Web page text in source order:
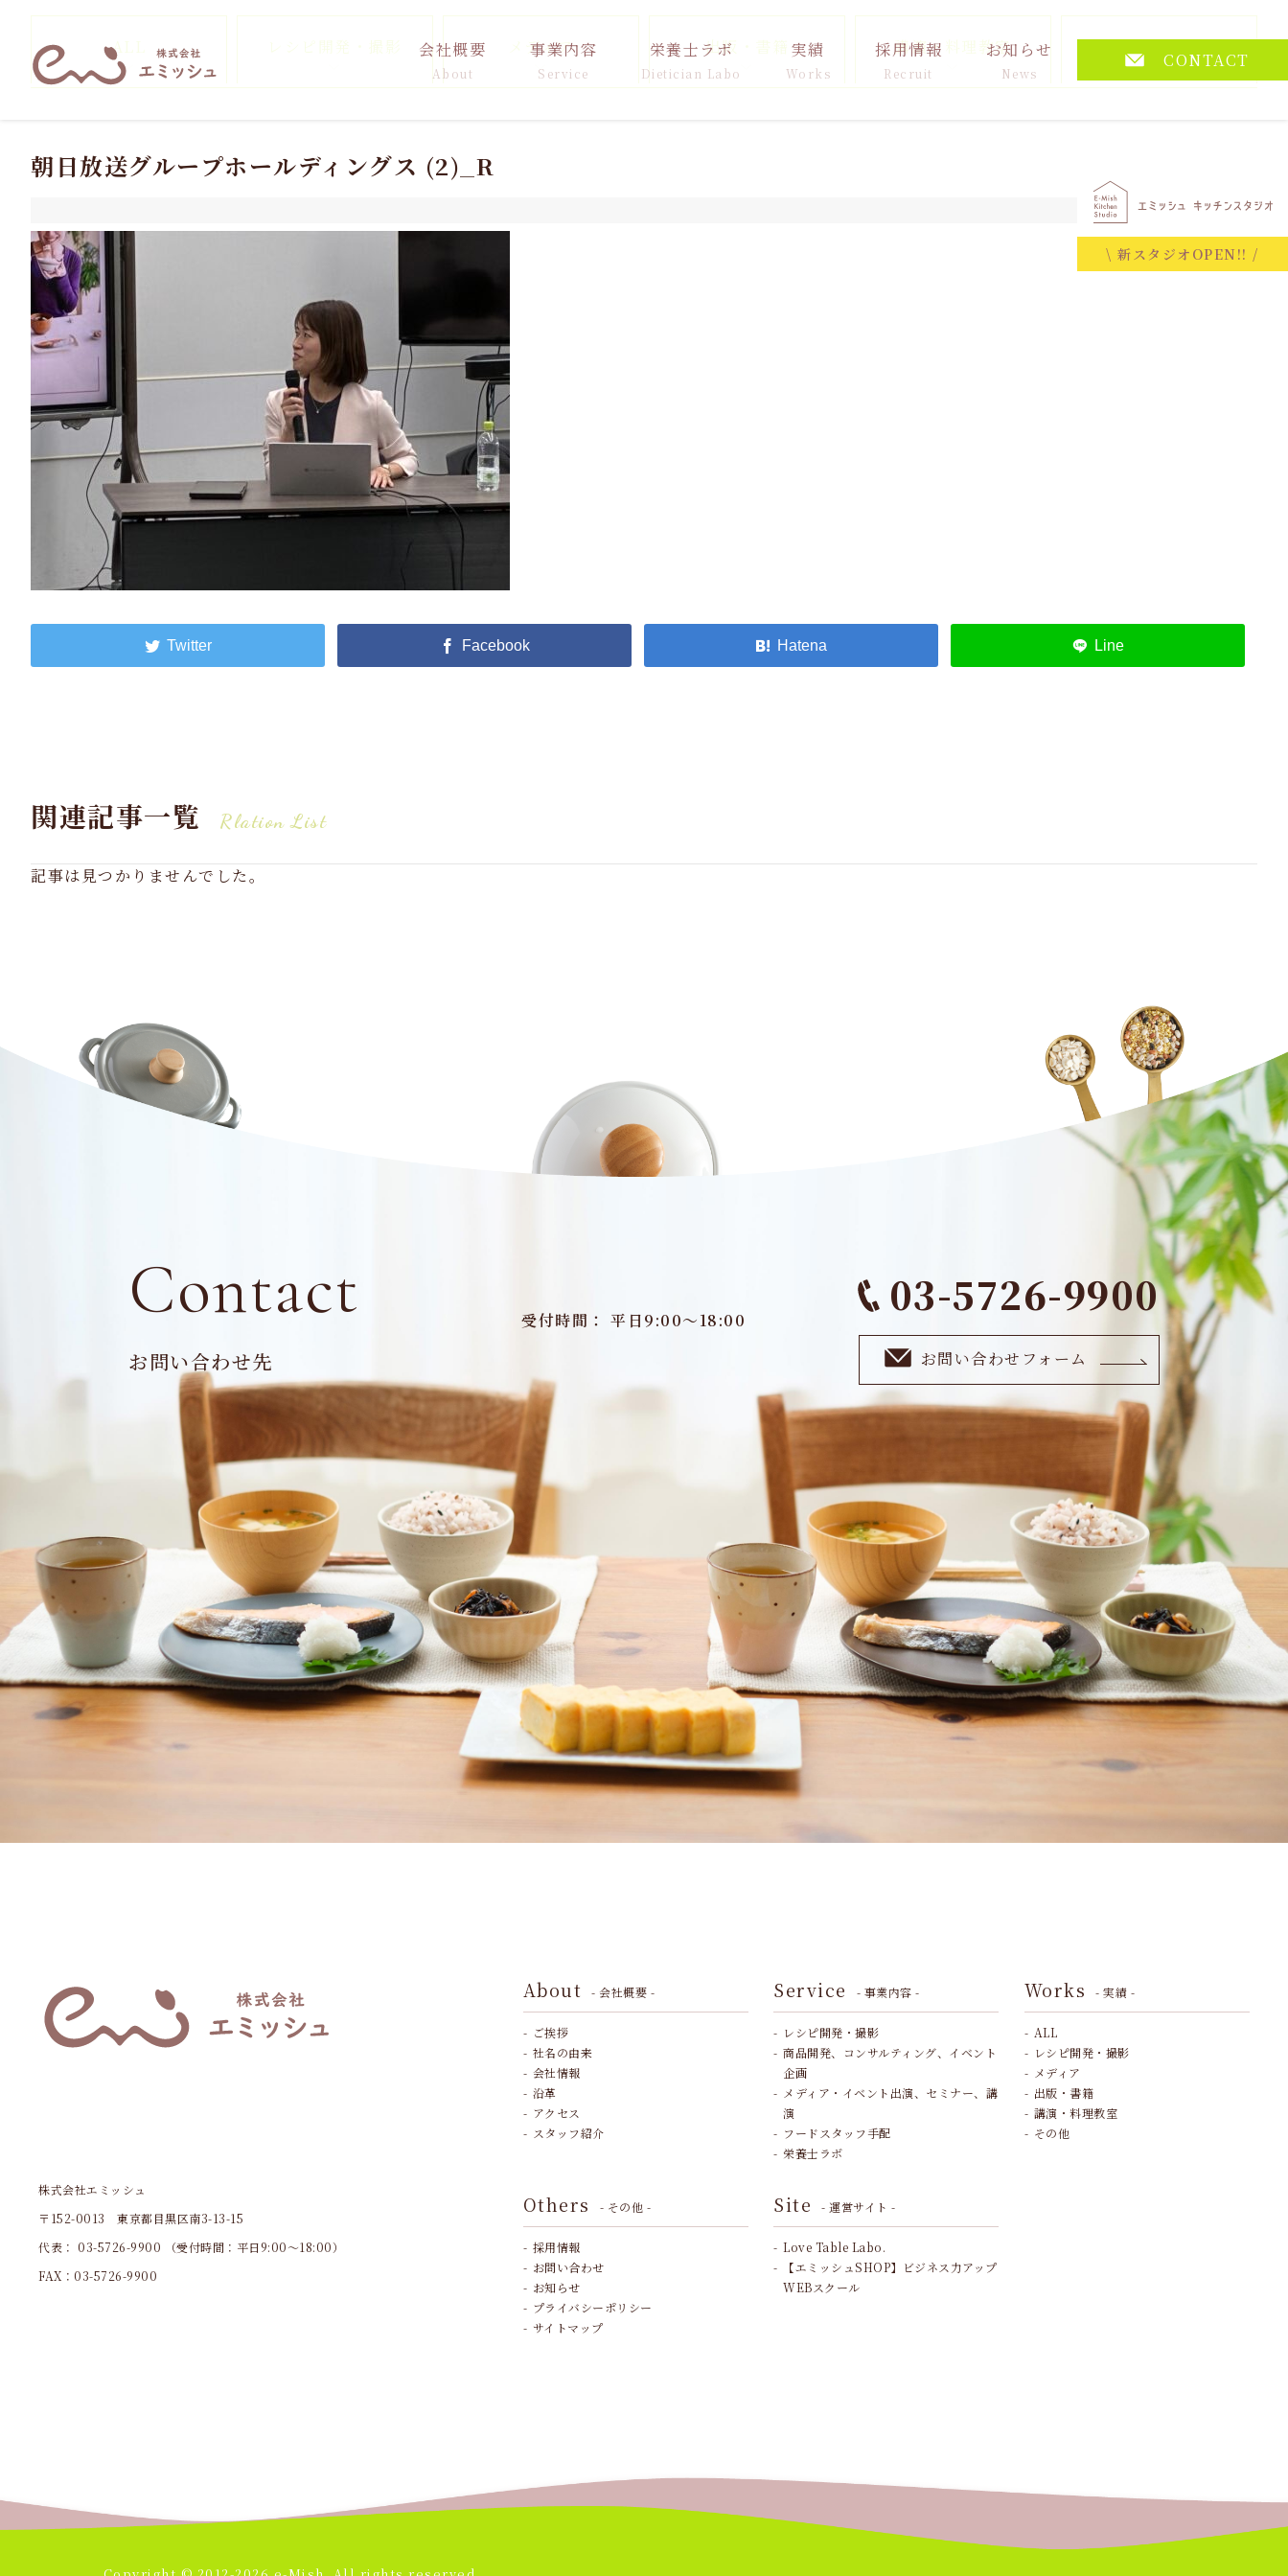
会社概要
About
事業内容
Service
栄養士ラボ
Dietician Labo
実績
Works
採用情報
Recruit
お知らせ
News
CONTACT
\ 新スタジオOPEN!! /
ALL レシピ開発・撮影 メディア 出版・書籍 講演・料理教室 その他
朝日放送グループホールディングス (2)_R
2026.05.29
関連記事一覧 Rlation List
記事は見つかりませんでした。
Contact
お問い合わせ先
受付時間： 平日9:00～18:00 03-5726-9900
お問い合わせフォーム
株式会社エミッシュ
〒152-0013 東京都目黒区南3-13-15
代表： 03-5726-9900 （受付時間：平日9:00～18:00）
FAX：03-5726-9900
About - 会社概要 -
ご挨拶
社名の由来
会社情報
沿革
アクセス
スタッフ紹介
Service - 事業内容 -
レシピ開発・撮影
商品開発、コンサルティング、イベント
企画
メディア・イベント出演、セミナー、講
演
フードスタッフ手配
栄養士ラボ
Works - 実績 -
ALL
レシピ開発・撮影
メディア
出版・書籍
講演・料理教室
その他
Others - その他 -
採用情報
お問い合わせ
お知らせ
プライバシーポリシー
サイトマップ
Site - 運営サイト -
Love Table Labo.
【エミッシュSHOP】ビジネス力アップ
WEBスクール